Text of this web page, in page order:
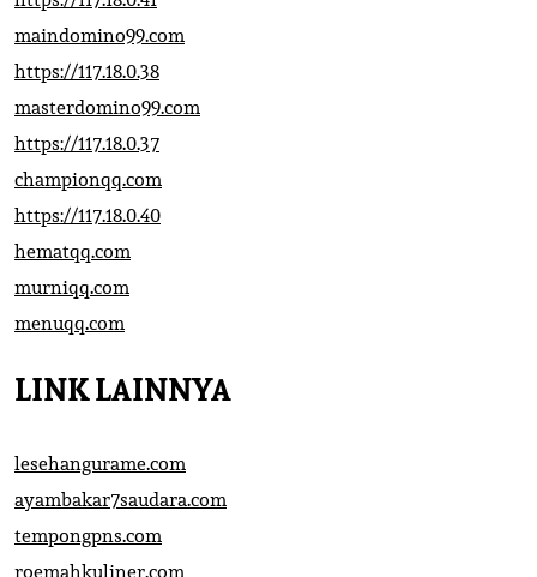
maindomino99.com
https://117.18.0.38
masterdomino99.com
https://117.18.0.37
championqq.com
https://117.18.0.40
hematqq.com
murniqq.com
menuqq.com
LINK LAINNYA
lesehangurame.com
ayambakar7saudara.com
tempongpns.com